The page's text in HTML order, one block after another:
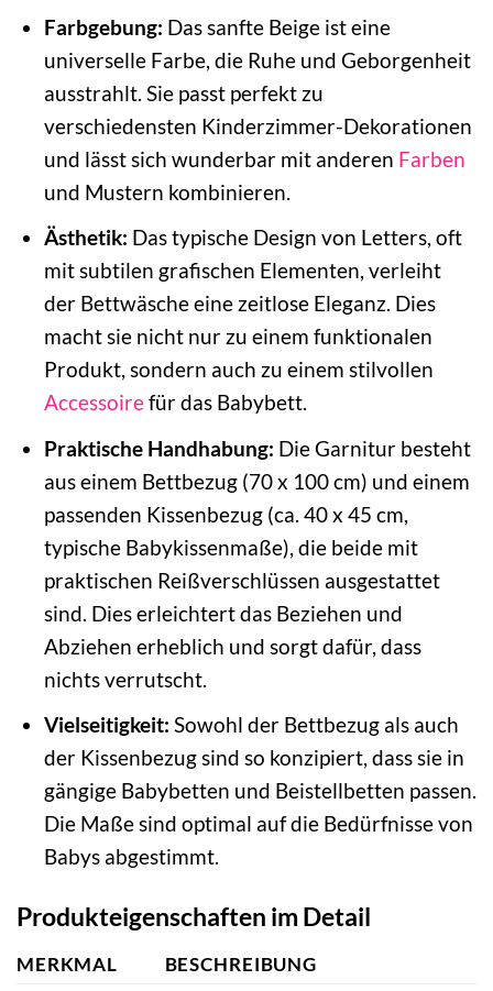
Farbgebung: Das sanfte Beige ist eine
universelle Farbe, die Ruhe und Geborgenheit
ausstrahlt. Sie passt perfekt zu
verschiedensten Kinderzimmer-Dekorationen
und lässt sich wunderbar mit anderen Farben
und Mustern kombinieren.
Ästhetik: Das typische Design von Letters, oft
mit subtilen grafischen Elementen, verleiht
der Bettwäsche eine zeitlose Eleganz. Dies
macht sie nicht nur zu einem funktionalen
Produkt, sondern auch zu einem stilvollen
Accessoirefür das Babybett.
Praktische Handhabung: Die Garnitur besteht
aus einem Bettbezug (70 x 100 cm) und einem
passenden Kissenbezug (ca. 40 x 45 cm,
typische Babykissenmaße), die beide mit
praktischen Reißverschlüssen ausgestattet
sind. Dies erleichtert das Beziehen und
Abziehen erheblich und sorgt dafür, dass
nichts verrutscht.
Vielseitigkeit: Sowohl der Bettbezug als auch
der Kissenbezug sind so konzipiert, dass sie in
gängige Babybetten und Beistellbetten passen.
Die Maße sind optimal auf die Bedürfnisse von
Babys abgestimmt.
Produkteigenschaften im Detail
MERKMAL BESCHREIBUNG